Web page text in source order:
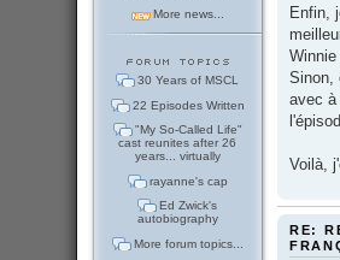
More news...
30 Years of MSCL
22 Episodes Written
"My So-Called Life"
cast reunites after 26
years... virtually
rayanne's cap
Ed Zwick's
autobiography
More forum topics...
Enfin,
Sinon,
avec à
Voilà,
RE: